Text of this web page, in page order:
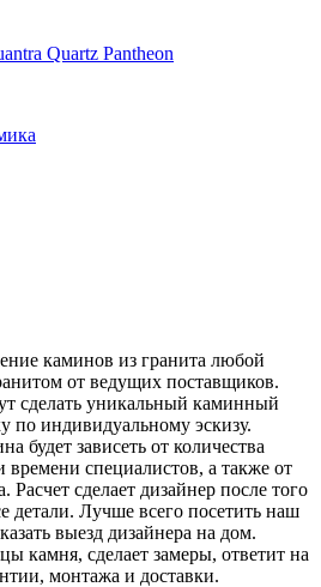
Quartz Pantheon
каминов из гранита любой
от ведущих поставщиков.
сделать уникальный каминный
по индивидуальному эскизу.
будет зависеть от количества
времени специалистов, а также от
Расчет сделает дизайнер после того
детали. Лучше всего посетить наш
выезд дизайнера на дом.
камня, сделает замеры, ответит на
монтажа и доставки.